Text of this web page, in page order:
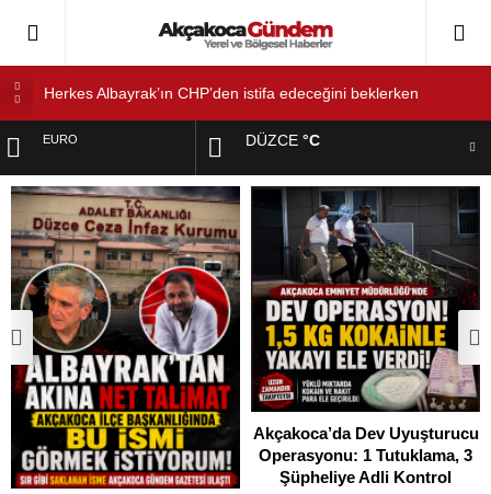
Herkes Albayrak’ın CHP’den istifa edeceğini beklerken
Albayrak cezaevinden Akçakoca CHP ilçe Başkanlığını dizayn
Akçakoca’da Dev Uyuşturucu Operasyonu: 1 Tutuklama, 3
Şüpheliye Adli Kontrol
AKÇAKOCA’DA İŞ DÜNYASININ KALBİ KALE KOYU
LANSMANINDA ATTI
Saklı Koy Otel’de Yoğunluk: Misafirler Yer Bulmakta Zorlandı
SAHİLLERDE TEMİZLİK ALARMI!
EURO
ALTIN
DOLAR
DÜZCE°C
Akçakoca’da Dev Uyuşturucu
Operasyonu: 1 Tutuklama, 3
Şüpheliye Adli Kontrol